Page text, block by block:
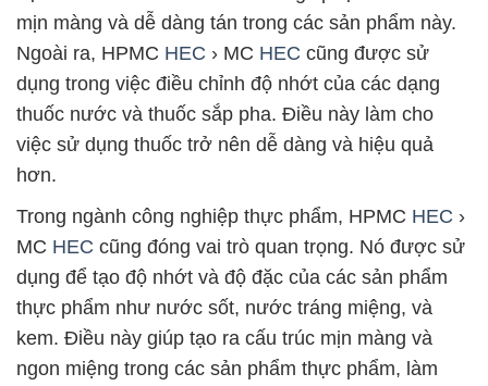
mịn màng và dễ dàng tán trong các sản phẩm này.
Ngoài ra, HPMC HEC › MC HEC cũng được sử
dụng trong việc điều chỉnh độ nhớt của các dạng
thuốc nước và thuốc sắp pha. Điều này làm cho
việc sử dụng thuốc trở nên dễ dàng và hiệu quả
hơn.
Trong ngành công nghiệp thực phẩm, HPMC HEC ›
MC HEC cũng đóng vai trò quan trọng. Nó được sử
dụng để tạo độ nhớt và độ đặc của các sản phẩm
thực phẩm như nước sốt, nước tráng miệng, và
kem. Điều này giúp tạo ra cấu trúc mịn màng và
ngon miệng trong các sản phẩm thực phẩm, làm